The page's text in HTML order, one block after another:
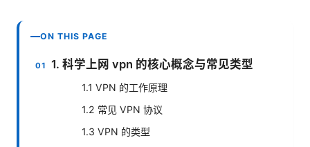
ON THIS PAGE
1. 科学上网 vpn 的核心概念与常见类型
1.1 VPN 的工作原理
1.2 常见 VPN 协议
1.3 VPN 的类型